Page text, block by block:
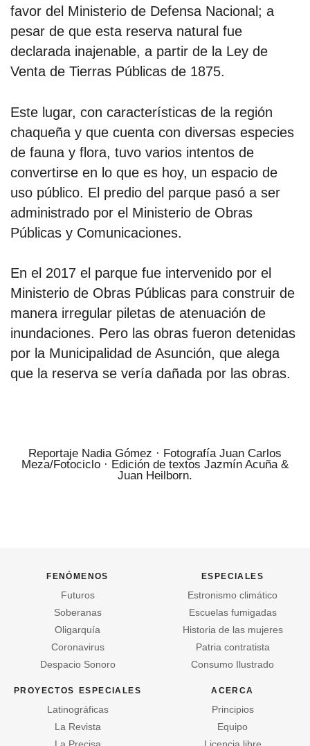
favor del Ministerio de Defensa Nacional; a
pesar de que esta reserva natural fue
declarada inajenable, a partir de la Ley de
Venta de Tierras Públicas de 1875.
Este lugar, con características de la región
chaqueña y que cuenta con diversas especies
de fauna y flora, tuvo varios intentos de
convertirse en lo que es hoy, un espacio de
uso público. El predio del parque pasó a ser
administrado por el Ministerio de Obras
Públicas y Comunicaciones.
En el 2017 el parque fue intervenido por el
Ministerio de Obras Públicas para construir de
manera irregular piletas de atenuación de
inundaciones. Pero las obras fueron detenidas
por la Municipalidad de Asunción, que alega
que la reserva se vería dañada por las obras.
Reportaje Nadia Gómez · Fotografía Juan Carlos
Meza/Fotociclo · Edición de textos Jazmín Acuña &
Juan Heilborn.
fenómenos
Futuros
Soberanas
Oligarquía
Coronavirus
Despacio Sonoro
especiales
Estronismo climático
Escuelas fumigadas
Historia de las mujeres
Patria contratista
Consumo Ilustrado
proyectos especiales
Latinográficas
La Revista
acerca
Principios
Equipo